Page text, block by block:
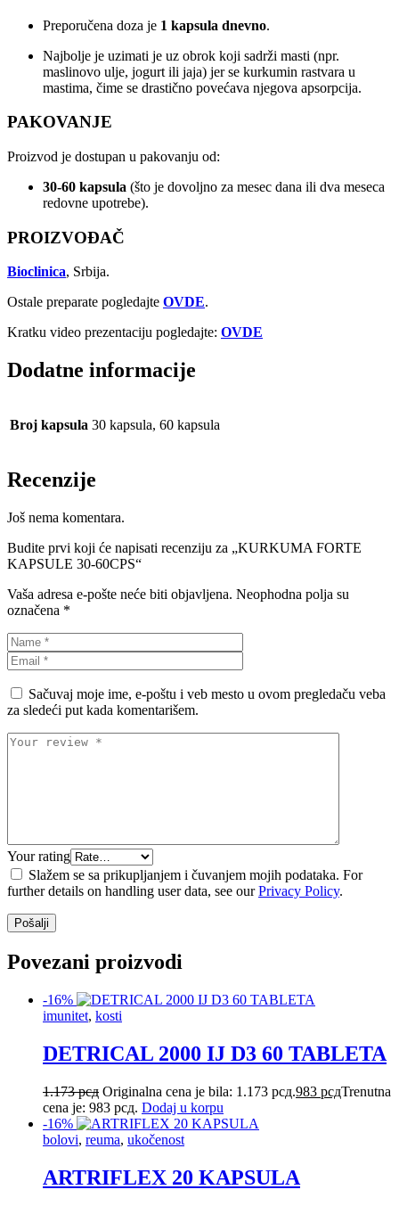
Preporučena doza je 1 kapsula dnevno.
Najbolje je uzimati je uz obrok koji sadrži masti (npr.
maslinovo ulje, jogurt ili jaja) jer se kurkumin rastvara u
mastima, čime se drastično povećava njegova apsorpcija.
PAKOVANJE
Proizvod je dostupan u pakovanju od:
30-60 kapsula (što je dovoljno za mesec dana ili dva meseca
redovne upotrebe).
PROIZVOĐAČ
Bioclinica, Srbija.
Ostale preparate pogledajte OVDE.
Kratku video prezentaciju pogledajte: OVDE
Dodatne informacije
Broj kapsula 30 kapsula, 60 kapsula
Recenzije
Još nema komentara.
Budite prvi koji će napisati recenziju za „KURKUMA FORTE
KAPSULE 30-60CPS“
Vaša adresa e-pošte neće biti objavljena. Neophodna polja su
označena *
Sačuvaj moje ime, e-poštu i veb mesto u ovom pregledaču veba
za sledeći put kada komentarišem.
Your rating
Slažem se sa prikupljanjem i čuvanjem mojih podataka. For
further details on handling user data, see ourPrivacy Policy.
Povezani proizvodi
-16%
imunitet, kosti
DETRICAL 2000 IJ D3 60 TABLETA
1.173рсд Originalna cena je bila: 1.173 рсд.983 рсдTrenutna
cena je: 983 рсд. Dodaj u korpu
-16%
bolovi, reuma, ukočenost
ARTRIFLEX 20 KAPSULA